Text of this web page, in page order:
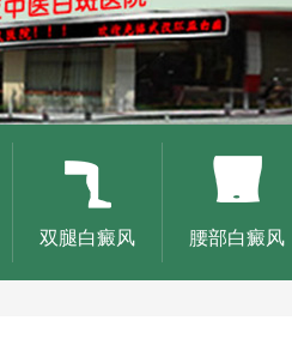
双腿白癜风 腰部白癜风